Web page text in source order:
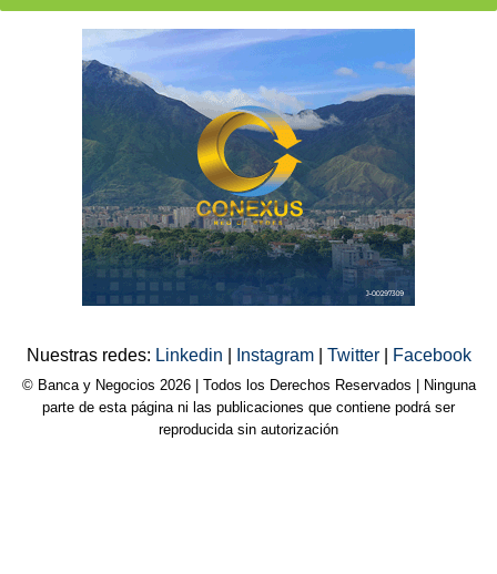
Nuestras redes: Linkedin Instagram Twitter Facebook
© Banca y Negocios 2026 | Todos los Derechos Reservados | Ninguna
parte de esta página ni las publicaciones que contiene podrá ser
reproducida sin autorización